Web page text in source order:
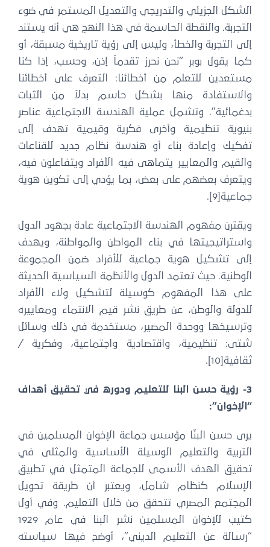
الشكل الجزيئي والتدريجي والتعديل المستمر في ضوء
التجربة. والنقطة الحاسمة في هذا النهج هي أنه يستند
إلى التجربة والخطأ، وليس إلى رؤية تاريخية مسبقة، أو
كما يقول بوبر “نحن نحرز تقدماً إذن، وحسب، إذا كنا
مستعدين للتعلم من أخطائنا: التعرف على أخطائنا
والاستفادة منها بشكل حاسم بدلاً من الثبات
بدغمائية”. وتشمل عملية الهندسة الاجتماعية عناصر
بنيوية تنظيمية وأخرى فكرية وقيمية تهدف إلى
تفكيك وإعادة بناء أو هندسة نظام جديد للقناعات
والقيم والمعايير يتماهى فيه الأفراد ويتفاعلون فيه،
ويتعرف بعضهم على بعض، بما يؤدي إلى تكوين هوية
جماعية[9].
ويقترن مفهوم الهندسة الاجتماعية عادة بجهود الدول
واستراتيجيتها في بناء المواطن والمواطنة، ويهدف
إلى تشكيل هوية جماعية للأفراد ضمن المجموعة
الوطنية. حيث تعتمد الدول والأنظمة السياسية الحديثة
على هذا المفهوم كوسيلة لتشكيل ولاء الأفراد
للدولة والوطن، عن طريق نشر قيم الانتماء ومعاييره
وترسيخها ووحدة المصير، مستخدمة في ذلك وسائل
شتى: تنظيمية، واقتصادية واجتماعية، وفكرية /
ثقافية[10].
3- رؤية حسن البنا للتعليم ودوره في تحقيق أهداف
“الإخوان”:
يرى حسن البنّا مؤسس جماعة الإخوان المسلمين في
التربية والتعليم الوسيلة الأساسية والمثلى في
تحقيق الهدف الأسمى للجماعة المتمثل في تطبيق
الإسلام كنظام شامل، ويعتبر أن طريقة تحويل
المجتمع المصري تتحقق من خلال التعليم. وفي أول
كتيب للإخوان المسلمين نشر البنا في عام 1929
“رسالة عن التعليم الديني”، أوضح فيها سياسته